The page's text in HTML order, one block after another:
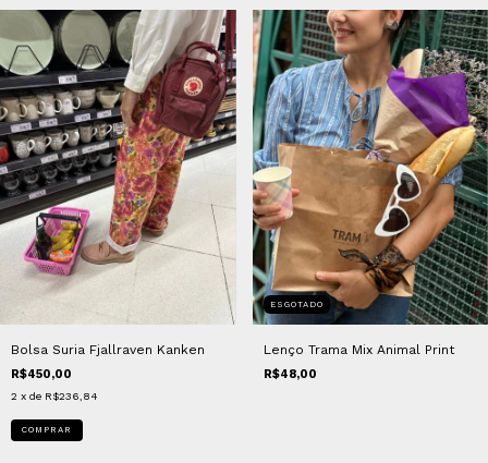
Bolsa Suria Fjallraven Kanken
R$450,00
2 x de R$236,84
COMPRAR
ESGOTADO
Lenço Trama Mix Animal Print
R$48,00